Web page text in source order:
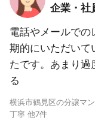
企業・社
電話やメールでの
期的にいただいて
たです。あまり過
る
横浜市鶴見区の分譲マ
丁寧 他7件